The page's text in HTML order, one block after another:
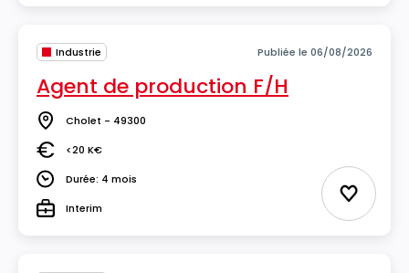
Industrie Publiée le 06/08/2026
Agent de production F/H
Lieu Cholet - 49300
Salaire<20 K€
DuréeDurée: 4 mois
TypeInterim Ajouter